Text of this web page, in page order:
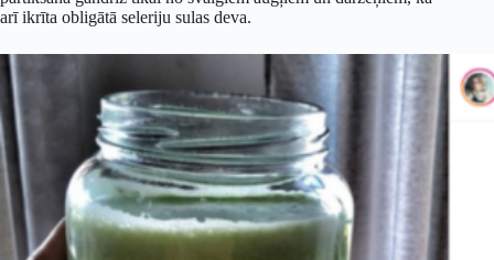
arī ikrīta obligātā seleriju sulas deva.